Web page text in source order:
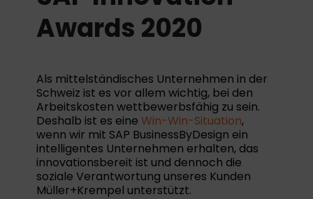
Awards 2020
Als mittelständisches Unternehmen in der
Schweiz ist es vor allem wichtig, bei den
Arbeitskosten wettbewerbsfähig zu sein.
Deshalb ist es eine Win-Win-Situation,
wenn wir mit SAP BusinessByDesign ein
intelligentes Unternehmen erhalten, das
innovationsbereit ist und dennoch die
soziale Verantwortung unseres Kunden
Müller+Krempel unterstützt.